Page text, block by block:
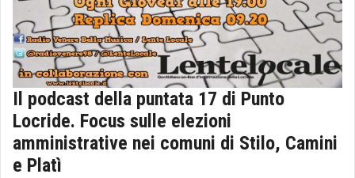
Il podcast della puntata 17 di Punto
Locride. Focus sulle elezioni
amministrative nei comuni di Stilo, Camini
e Platì